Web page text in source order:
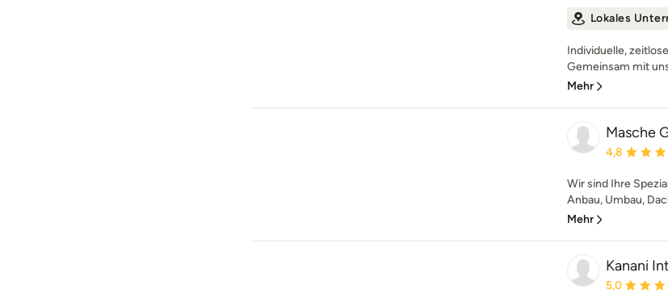
Lokales
Individuelle,
Gemeinsam mit
Mehr
Masche
4,8
Wir sind Ihre
Anbau, Umbau,
Mehr
Kanani
5,0